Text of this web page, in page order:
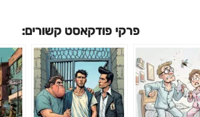
פרקי פודקאסט קשורים: